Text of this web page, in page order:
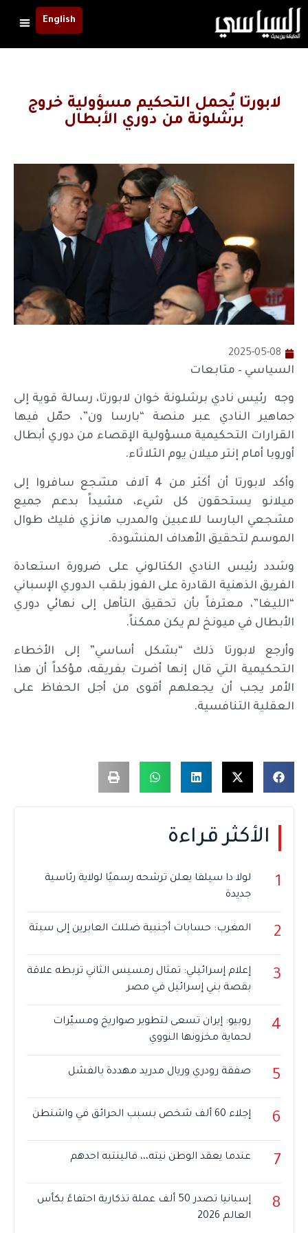
English
لابورتا يُحمل التحكيم مسؤولية خروج
برشلونة من دوري الأبطال
2025-05-08
السياسي – متابعات
وجه رئيس نادي برشلونة خوان لابورتا، رسالة قوية إلى
جماهير النادي عبر منصة “بارسا ون”، حمّل فيها
القرارات التحكيمية مسؤولية الإقصاء من دوري أبطال
أوروبا أمام إنتر ميلان يوم الثلاثاء.
وأكد لابورتا أن أكثر من 4 آلاف مشجع سافروا إلى
ميلانو يستحقون كل شيء، مشيداً بدعم جميع
مشجعي البارسا للاعبين والمدرب هانزي فليك طوال
الموسم لتحقيق الأهداف المنشودة.
وشدد رئيس النادي الكتالوني على ضرورة استعادة
الفريق الذهنية القادرة على الفوز بلقب الدوري الإسباني
“الليغا”، معترفاً بأن تحقيق التأهل إلى نهائي دوري
الأبطال في ميونخ لم يكن ممكناً.
وأرجع لابورتا ذلك “بشكل أساسي” إلى الأخطاء
التحكيمية التي قال إنها أضرت بفريقه، مؤكداً أن هذا
الأمر يجب أن يجعلهم أقوى من أجل الحفاظ على
العقلية التنافسية.
الأكثر قراءة
1
لولا دا سيلفا يعلن ترشحه رسميًا لولاية رئاسية
جديدة
2 المغرب: حسابات أجنبية ضللت العابرين إلى سبتة
3
إعلام إسرائيلي: تمثال رمسيس الثاني تربطه علاقة
بقصة بني إسرائيل في مصر
4
روبيو: إيران تسعى لتطوير صواريخ ومسيّرات
لحماية مخزونها النووي
5 صفقة رودري وريال مدريد مهددة بالفشل
6 إجلاء 60 ألف شخص بسبب الحرائق في واشنطن
7 عندما يعقد الوطن نيته،،، فالينتبه احدهم
8
إسبانيا تصدر 50 ألف عملة تذكارية احتفاءً بكأس
العالم 2026